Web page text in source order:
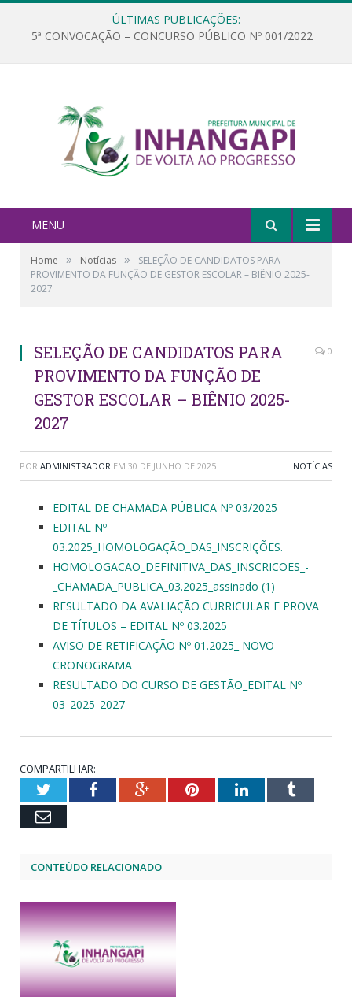
ÚLTIMAS PUBLICAÇÕES:
5ª CONVOCAÇÃO – CONCURSO PÚBLICO Nº 001/2022
MENU
Home » Notícias »
SELEÇÃO DE CANDIDATOS PARA
PROVIMENTO DA FUNÇÃO DE GESTOR ESCOLAR – BIÊNIO 2025-
2027
SELEÇÃO DE CANDIDATOS PARA
PROVIMENTO DA FUNÇÃO DE
GESTOR ESCOLAR – BIÊNIO 2025-
2027
0
POR ADMINISTRADOR EM 30 DE JUNHO DE 2025 NOTÍCIAS
EDITAL DE CHAMADA PÚBLICA Nº 03/2025
EDITAL Nº
03.2025_HOMOLOGAÇÃO_DAS_INSCRIÇÕES.
HOMOLOGACAO_DEFINITIVA_DAS_INSCRICOES_-
_CHAMADA_PUBLICA_03.2025_assinado (1)
RESULTADO DA AVALIAÇÃO CURRICULAR E PROVA
DE TÍTULOS – EDITAL Nº 03.2025
AVISO DE RETIFICAÇÃO Nº 01.2025_ NOVO
CRONOGRAMA
RESULTADO DO CURSO DE GESTÃO_EDITAL Nº
03_2025_2027
COMPARTILHAR:
TwitterFacebookGoogle+PinterestLinkedInTumblr
Email
CONTEÚDO RELACIONADO